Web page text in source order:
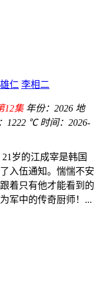
仁 李相二
12集 年份： 2026 地
1222 ℃ 时间： 2026-
的江成宰是韩国
入伍通知。惴惴不安
着只有他才能看到的
军中的传奇厨师！...